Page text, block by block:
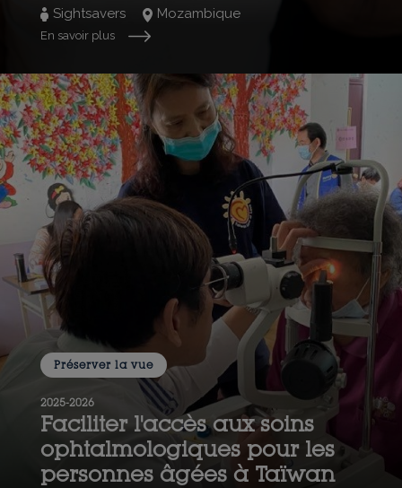
Sightsavers Mozambique
En savoir plus
Préserver la vue
2025-2026
Faciliter l'accès aux soins
ophtalmologiques pour les
personnes âgées à Taïwan